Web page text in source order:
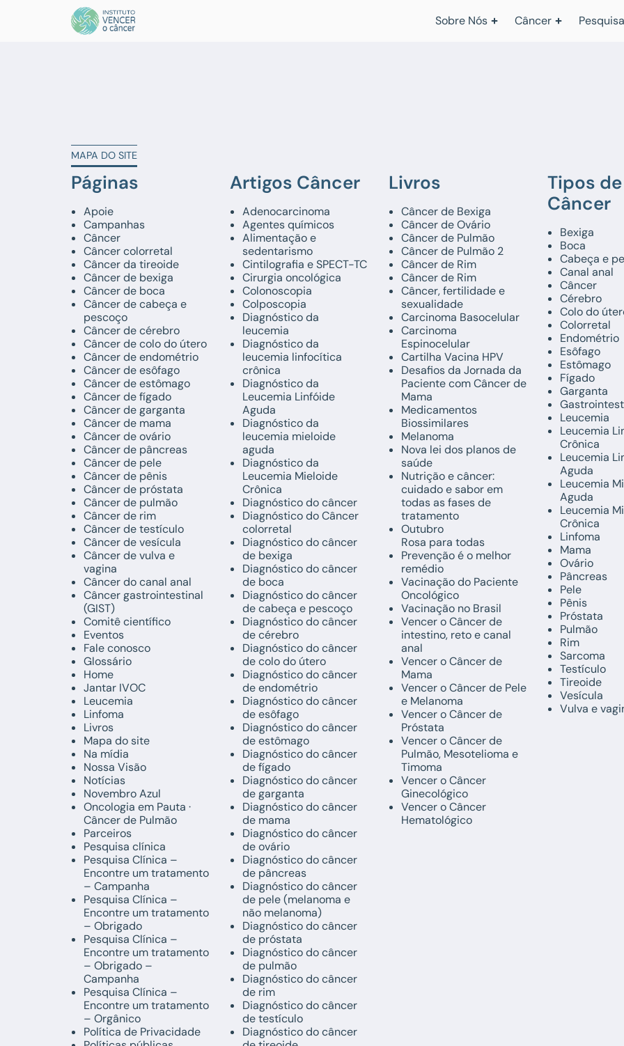
Sobre Nós Câncer
MAPA DO SITE
Páginas
Apoie
Campanhas
Câncer
Câncer colorretal
Câncer da tireoide
Câncer de bexiga
Câncer de boca
Câncer de cabeça e
pescoço
Câncer de cérebro
Câncer de colo do útero
Câncer de endométrio
Câncer de esôfago
Câncer de estômago
Câncer de fígado
Câncer de garganta
Câncer de mama
Câncer de ovário
Câncer de pâncreas
Câncer de pele
Câncer de pênis
Câncer de próstata
Câncer de pulmão
Câncer de rim
Câncer de testículo
Câncer de vesícula
Câncer de vulva e
vagina
Câncer do canal anal
Câncer gastrointestinal
(GIST)
Comitê científico
Eventos
Fale conosco
Glossário
Home
Jantar IVOC
Leucemia
Linfoma
Livros
Mapa do site
Na mídia
Nossa Visão
Notícias
Novembro Azul
Oncologia em Pauta ·
Câncer de Pulmão
Parceiros
Pesquisa clínica
Pesquisa Clínica –
Encontre um tratamento
– Campanha
Pesquisa Clínica –
Encontre um tratamento
– Obrigado
Pesquisa Clínica –
Encontre um tratamento
– Obrigado –
Campanha
Pesquisa Clínica –
Encontre um tratamento
– Orgânico
Política de Privacidade
Artigos Câncer
Adenocarcinoma
Agentes químicos
Alimentação e
sedentarismo
Cintilografia e SPECT-TC
Cirurgia oncológica
Colonoscopia
Colposcopia
Diagnóstico da
leucemia
Diagnóstico da
leucemia linfocítica
crônica
Diagnóstico da
Leucemia Linfóide
Aguda
Diagnóstico da
leucemia mieloide
aguda
Diagnóstico da
Leucemia Mieloide
Crônica
Diagnóstico do câncer
Diagnóstico do Câncer
colorretal
Diagnóstico do câncer
de bexiga
Diagnóstico do câncer
de boca
Diagnóstico do câncer
de cabeça e pescoço
Diagnóstico do câncer
de cérebro
Diagnóstico do câncer
de colo do útero
Diagnóstico do câncer
de endométrio
Diagnóstico do câncer
de esôfago
Diagnóstico do câncer
de estômago
Diagnóstico do câncer
de fígado
Diagnóstico do câncer
de garganta
Diagnóstico do câncer
de mama
Diagnóstico do câncer
de ovário
Diagnóstico do câncer
de pâncreas
Diagnóstico do câncer
de pele (melanoma e
não melanoma)
Diagnóstico do câncer
de próstata
Diagnóstico do câncer
de pulmão
Diagnóstico do câncer
de rim
Diagnóstico do câncer
de testículo
Diagnóstico do câncer
Livros
Câncer de Bexiga
Câncer de Ovário
Câncer de Pulmão
Câncer de Pulmão 2
Câncer de Rim
Câncer de Rim
Câncer, fertilidade e
sexualidade
Carcinoma Basocelular
Carcinoma
Espinocelular
Cartilha Vacina HPV
Desafios da Jornada da
Paciente com Câncer de
Mama
Medicamentos
Biossimilares
Melanoma
Nova lei dos planos de
saúde
Nutrição e câncer:
cuidado e sabor em
todas as fases de
tratamento
Outubro
Rosa para todas
Prevenção é o melhor
remédio
Vacinação do Paciente
Oncológico
Vacinação no Brasil
Vencer o Câncer de
intestino, reto e canal
anal
Vencer o Câncer de
Mama
Vencer o Câncer de Pele
e Melanoma
Vencer o Câncer de
Próstata
Vencer o Câncer de
Pulmão, Mesotelioma e
Timoma
Vencer o Câncer
Ginecológico
Vencer o Câncer
Hematológico
Tipos de
Câncer
Bexiga
Boca
Cabeça e
Canal anal
Câncer
Cérebro
Colo do
Colorretal
Endométrio
Esôfago
Estômago
Fígado
Garganta
Leucemia
Leucemia
Crônica
Leucemia
Aguda
Leucemia
Aguda
Leucemia
Crônica
Linfoma
Mama
Ovário
Pâncreas
Pele
Pênis
Próstata
Pulmão
Rim
Sarcoma
Testículo
Tireoide
Vesícula
Vulva e